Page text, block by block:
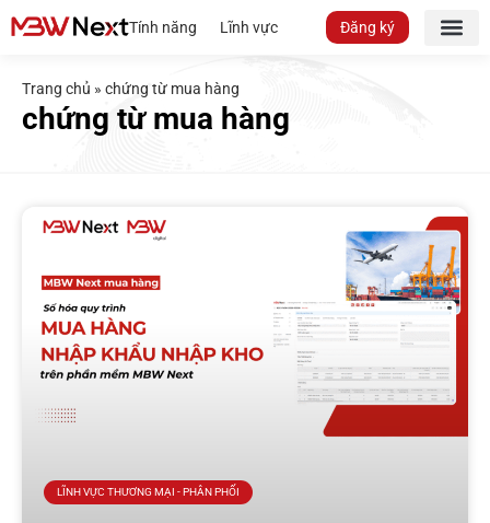
Tính năng Lĩnh vực Đăng ký
Trang chủ » chứng từ mua hàng
chứng từ mua hàng
LĨNH VỰC THƯƠNG MẠI - PHÂN PHỐI